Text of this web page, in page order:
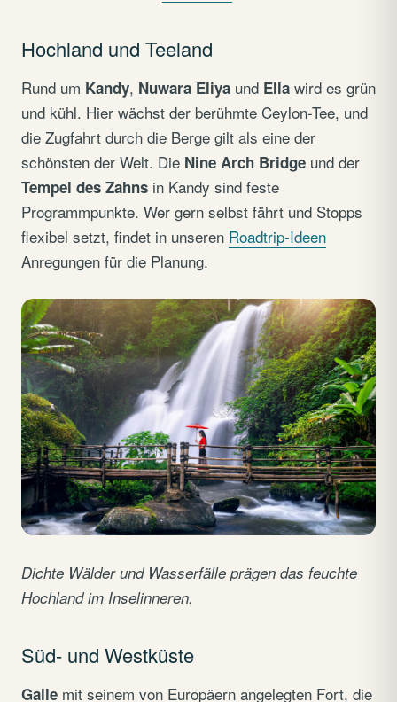
Hochland und Teeland
Rund um Kandy, Nuwara Eliya und Ella wird es grün
und kühl. Hier wächst der berühmte Ceylon-Tee, und
die Zugfahrt durch die Berge gilt als eine der
schönsten der Welt. Die Nine Arch Bridge und der
Tempel des Zahns in Kandy sind feste
Programmpunkte. Wer gern selbst fährt und Stopps
flexibel setzt, findet in unseren Roadtrip-Ideen
Anregungen für die Planung.
Dichte Wälder und Wasserfälle prägen das feuchte
Hochland im Inselinneren.
Süd- und Westküste
Galle mit seinem von Europäern angelegten Fort, die